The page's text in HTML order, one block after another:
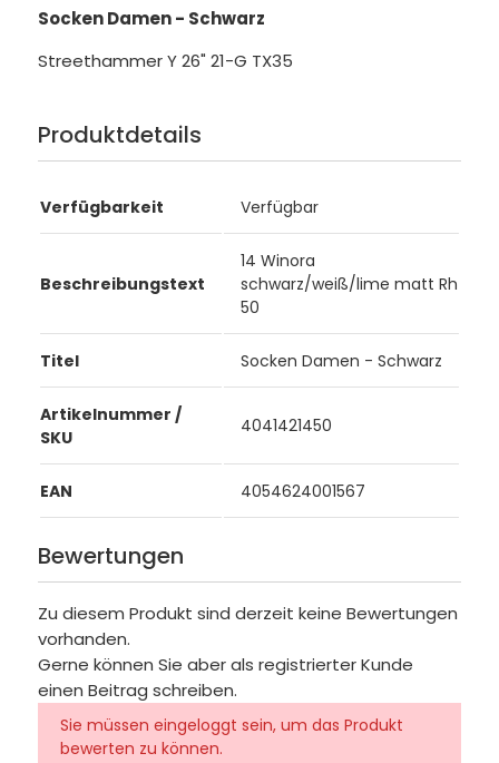
Socken Damen - Schwarz
Streethammer Y 26" 21-G TX35
Produktdetails
Verfügbarkeit Verfügbar
Beschreibungstext
14 Winora
schwarz/weiß/lime matt Rh
50
Titel Socken Damen - Schwarz
Artikelnummer /
SKU
4041421450
EAN 4054624001567
Bewertungen
Zu diesem Produkt sind derzeit keine Bewertungen
vorhanden.
Gerne können Sie aber als registrierter Kunde
einen Beitrag schreiben.
Sie müssen eingeloggt sein, um das Produkt
bewerten zu können.